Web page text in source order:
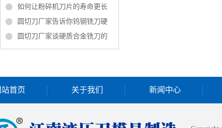
如何让粉碎机刀片的寿命更长
圆切刀厂家告诉你钨钢铣刀硬
圆切刀厂家谈硬质合金铣刀的
首页 关于我们 新闻中心